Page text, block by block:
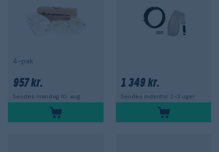
4-pak
957 kr.
Sendes mandag 10. aug.
1 349 kr.
Sendes indenfor 2-3 uger